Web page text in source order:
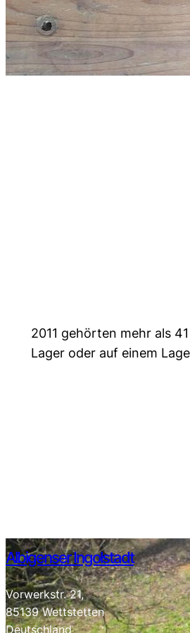
2011 gehörten mehr als
Lager oder auf einem
Albigenser Ingolstadt
Vorwerkstr. 21,
85139 Wettstetten
Deutschland